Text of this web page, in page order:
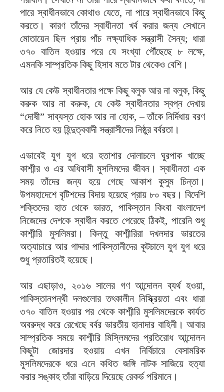
পারে স্বাধীনভাবে কোথাও যেতে, না পারে স্বাধীনভাবে কিছু
করতে। কারণ তাঁদের স্বাধীনতা খর্ব করার জন্য সেখানে
মোতায়েন ছিল প্রায় পাঁচ লক্ষ্যাধিক সন্ত্রাসী সৈন্য; ধারা
৩৭০ বাতিল হওয়ার পরে যে সংখ্যা পৌঁছেছে ৮ লক্ষে,
এমনকি সাম্প্রতিক কিছু হিসাব মতে টার থেকেও বেশি।
আর যে কেউ স্বাধীনতার পক্ষে কিছু বলুক আর না বলুক, কিছু
করুক আর না করুক, যে কেউ স্বাধীনতার স্বপ্ন দেখায়
“দোষী” সাব্যস্ত হোক আর না হোক, – তাঁকে নির্দিধায় বরণ
করে নিতে হয় হিন্দুত্ববাদী সন্ত্রাসীদের নিষ্ঠুর বর্বরতা।
এভাবেই যুগ যুগ ধরে হতাশার দোলাচলে ঘুরপাক খাচ্ছে
কাশ্মীর ও এর অধিবাসী মুসলিমদের জীবন। স্বাধীনতা এক
সময় তাঁদের জন্য হয়ে গেছে আকাশ কুসুম চিন্তা।
উপমহাদেশে বৃটিশদের বিদায় হয়েছে প্রায় ৮০ বছর। বিদেশি
শক্তিদের হাত থেকে ভারত, পাকিস্তান কিংবা বাংলাদেশ
নিজেদের দেশকে স্বাধীন করতে পেরেছে ঠিকই, পারেনি শুধু
কাশ্মীরি মুসলিমরা। কিন্তু কাশ্মীরিরা দখলদার ভারতের
অত্যাচারে আর গাদ্দার পাকিস্তানীদের কূটচালে যুগ যুগ ধরে
শুধু প্রতারিতই হয়েছে।
আর এছাড়াও, ২০১৬ সালের গণ আন্দোলন ব্যর্থ হওয়া,
পাকিস্তানপন্থী দলগুলোর তৎকালীন নিস্ক্রিয়তা এবং ধারা
৩৭০ বাতিল হওয়ার পর থেকে কাশ্মীরি মুসলিমদেরকে কার্যত
অবরুদ্ধ করে রেখেছে বর্বর ভারতীয় হানাদার বাহিনী। আবার
সাম্প্রতিক সময়ে কাশ্মীরি মিস্লিমদের প্রতিরোধ আন্দোলন
কিছুটা জোরদার হওয়ায় এখন নির্বিচারে বেসামরিক
মুসলিমদেরকে ধরে এনে কথিত জঙ্গি নাটক সাজিয়ে হত্যা
করার সঙ্কাহ তাঁরা বাড়িয়ে দিয়েছে রেকর্ড পরিমানে।